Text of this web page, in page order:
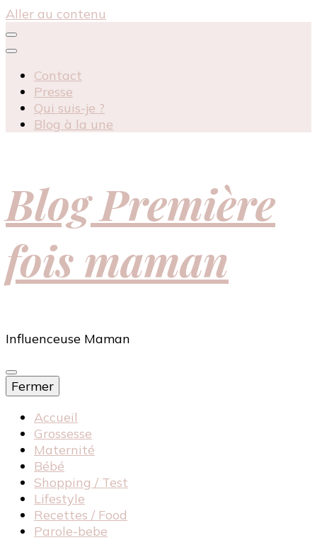
Aller au contenu
Contact
Presse
Qui suis-je ?
Blog à la une
Blog Première
fois maman
Influenceuse Maman
Fermer
Accueil
Grossesse
Maternité
Bébé
Shopping / Test
Lifestyle
Recettes / Food
Parole-bebe